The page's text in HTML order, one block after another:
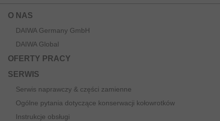
O NAS
DAIWA Germany GmbH
DAIWA Global
OFERTY PRACY
SERWIS
Serwis naprawczy & części zamienne
Ogólne pytania dotyczące konserwacji kołowrotków
Instrukcje obsługi